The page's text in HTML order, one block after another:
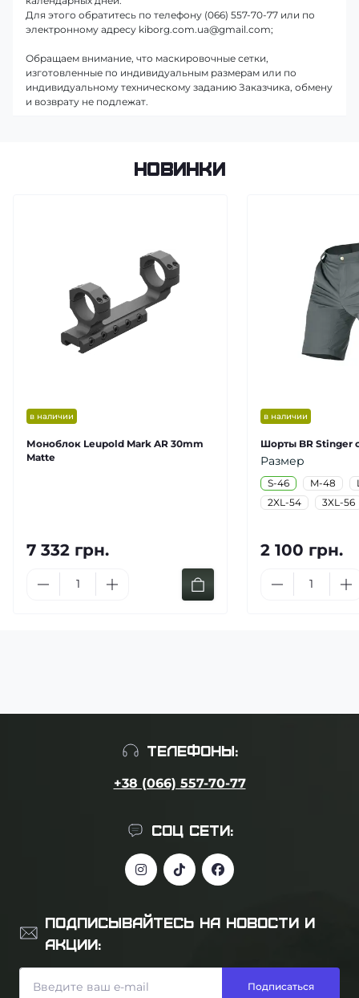
Для этого обратитесь по телефону (066) 557-70-77 или по
электронному адресу kiborg.com.ua@gmail.com;
Обращаем внимание, что маскировочные сетки,
изготовленные по индивидуальным размерам или по
индивидуальному техническому заданию Заказчика, обмену
и возврату не подлежат.
Новинки
в наличии
Моноблок Leupold Mark AR 30mm
Matte
7 332 грн.
в наличии
Шорты BR Stinger
Размер
S-46 M-48
2XL-54
3XL-56
2 100 грн.
ТЕЛЕФОНЫ:
+38 (066) 557-70-77
СОЦ СЕТИ:
ПОДПИСЫВАЙТЕСЬ НА НОВОСТИ И
АКЦИИ:
Подписаться